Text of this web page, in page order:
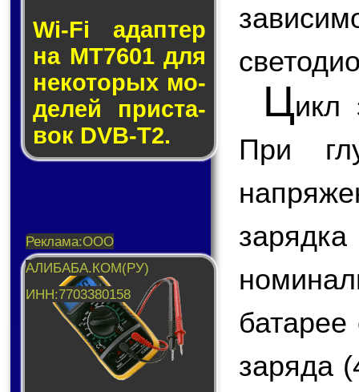
Wi-Fi адап­тер
на MT7601 для
не­ко­то­рых мо­
де­лей прис­та­
вок DVB-T2.
Цикл
При
батарее
заряда